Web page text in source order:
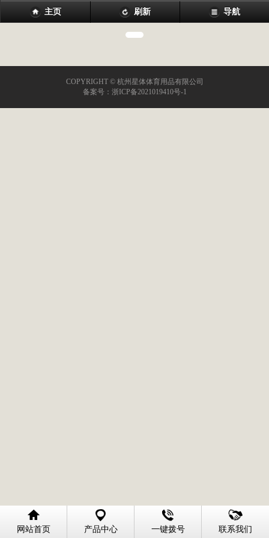
主页 刷新 导航
COPYRIGHT © 杭州星体体育用品有限公司
备案号： 浙ICP备2021019410号-1
网站首页 产品中心 一键拨号 联系我们